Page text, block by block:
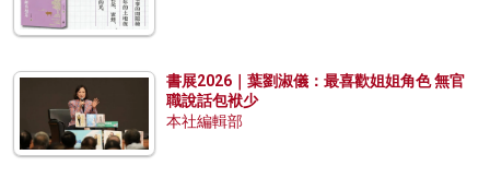
書展2026｜葉劉淑儀：最喜歡姐姐角色 無官
職說話包袱少
本社編輯部